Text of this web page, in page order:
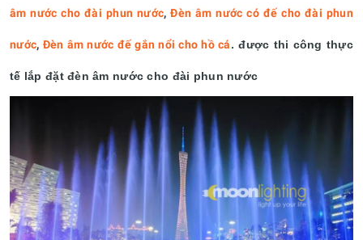
âm nước cho đài phun nước,Đèn âm nước có đế cho đài phun
nước, Đèn âm nước đế gắn nổi cho hồ cá. được thi công thực
tế lắp đặt đèn âm nước cho đài phun nước